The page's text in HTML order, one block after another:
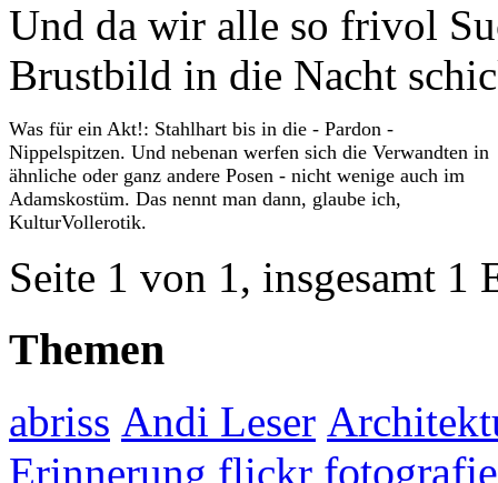
Und da wir alle so frivol
Brustbild in die Nacht
Was für ein Akt!: Stahlhart bis in die - Pardon -
Nippelspitzen. Und nebenan werfen sich die Verwandten in
ähnliche oder ganz andere Posen - nicht wenige auch im
Adamskostüm. Das nennt man dann, glaube ich,
KulturVollerotik.
Seite 1 von 1, insgesamt 1
Themen
abriss Andi Leser
Erinnerung flickr fotografie